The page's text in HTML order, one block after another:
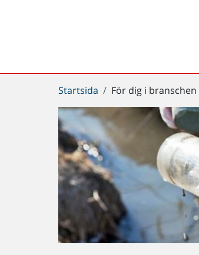
Du
är
här:
Startsida För dig i branschen